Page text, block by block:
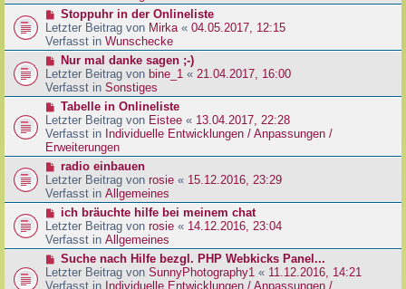
a
g
t
r
a
g
e
r
B
e
t
r
a
g
N
e
u
e
r
B
e
t
r
a
g
Stoppuhr in der Onlineliste
Letzter Beitrag von Mirka« 04.05.2017, 12:15
Verfasst in Wunschecke
N
e
u
e
r
B
e
i
r
a
g
Nur mal danke sagen ;-)
Letzter Beitrag von bine_1 « 21.04.2017, 16:00
Verfasst in Sonstiges
N
e
u
e
r
B
e
i
r
a
g
Tabelle in Onlineliste
Letzter Beitrag von Eistee « 13.04.2017, 22:28
Verfasst in Individuelle Entwicklungen / Anpassungen /
Erweiterungen
N
e
u
e
r
B
e
t
radio einbauen
Letzter Beitrag von rosie « 15.12.2016, 23:29
Verfasst in Allgemeines
N
e
u
e
r
B
ich bräuchte hilfe bei meinem chat
Letzter Beitrag von rosie « 14.12.2016, 23:04
Verfasst in Allgemeines
N
e
u
Suche nach Hilfe bezgl. PHP Webkicks Panel...
Letzter Beitrag von SunnyPhotography1 « 11.12.2016, 14:21
Verfasst in Individuelle Entwicklungen / Anpassungen /